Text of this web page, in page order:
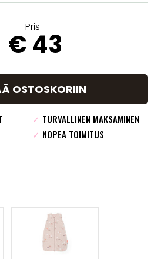
Pris
€ 43
OSTOSKORIIN
✓ TURVALLINEN MAKSAMINEN
✓ NOPEA TOIMITUS